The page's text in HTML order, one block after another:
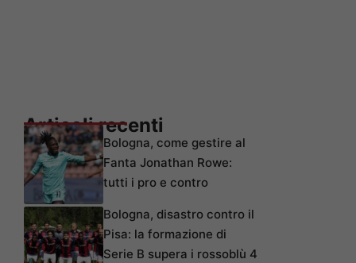
Articoli recenti
Bologna, come gestire al
Fanta Jonathan Rowe:
tutti i pro e contro
Bologna, disastro contro il
Pisa: la formazione di
Serie B supera i rossoblù 4